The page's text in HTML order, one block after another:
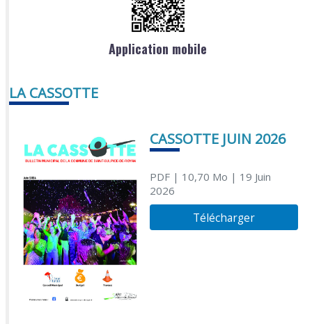
Application mobile
LA CASSOTTE
CASSOTTE JUIN 2026
PDF| 10,70 Mo | 19 Juin
2026
Télécharger